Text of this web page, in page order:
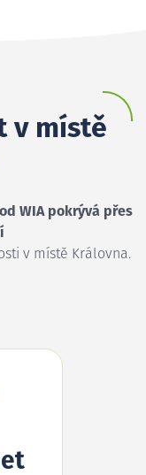
v místě
WIA pokrývá přes
v místě Královna.